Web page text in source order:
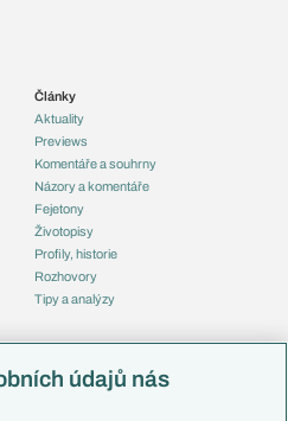
Články
Aktuality
Previews
Komentáře a souhrny
Názory a komentáře
Fejetony
Životopisy
Profily, historie
Rozhovory
Tipy a analýzy
Českoúdajů nás